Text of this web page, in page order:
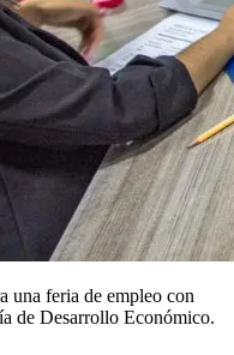
una feria de empleo con
de Desarrollo Económico.